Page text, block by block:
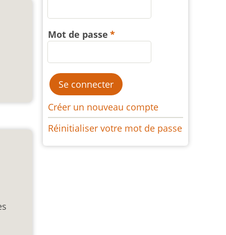
Mot de passe
Créer un nouveau compte
Réinitialiser votre mot de passe